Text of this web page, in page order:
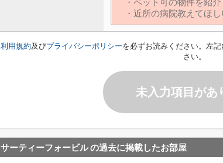
利用規約及びプライバシーポリシーを必ずお読みください。左
さい。
未入力項目があ
サーティーフォービルの過去に掲載したお部屋